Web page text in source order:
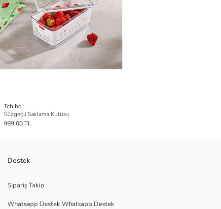
Tchibo
Süzgeçli Saklama Kutusu
999,00 TL
Destek
Sipariş Takip
Whatsapp Destek Whatsapp Destek